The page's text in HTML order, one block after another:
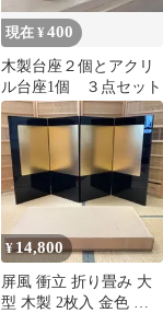
現在 ¥400
木製台座２個とアクリ
ル台座1個 ３点セット
¥14,800
屏風 衝立 折り畳み 大
型 木製 2枚入 金色 ゴ